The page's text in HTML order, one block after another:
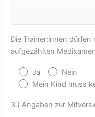
Die Trainer:innen
aufgezählten
Ja
Nein
Mein Kind muss
3.) Angaben zur